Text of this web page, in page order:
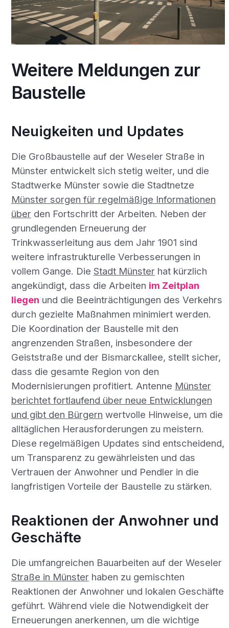
Weitere Meldungen zur
Baustelle
Neuigkeiten und Updates
Die Großbaustelle auf der Weseler Straße in
Münster entwickelt sich stetig weiter, und die
Stadtwerke Münster sowie die Stadtnetze
Münster sorgen für regelmäßige Informationen
überden Fortschritt der Arbeiten. Neben der
grundlegenden Erneuerung der
Trinkwasserleitung aus dem Jahr 1901 sind
weitere infrastrukturelle Verbesserungen in
vollem Gange. Die Stadt Münsterhat kürzlich
angekündigt, dass die Arbeiten im Zeitplan
liegen und die Beeinträchtigungen des Verkehrs
durch gezielte Maßnahmen minimiert werden.
Die Koordination der Baustelle mit den
angrenzenden Straßen, insbesondere der
Geiststraße und der Bismarckallee, stellt sicher,
dass die gesamte Region von den
Modernisierungen profitiert. Antenne Münster
berichtet fortlaufend über neue Entwicklungen
und gibt den Bürgern wertvolle Hinweise, um die
alltäglichen Herausforderungen zu meistern.
Diese regelmäßigen Updates sind entscheidend,
um Transparenz zu gewährleisten und das
Vertrauen der Anwohner und Pendler in die
langfristigen Vorteile der Baustelle zu stärken.
Reaktionen der Anwohner und
Geschäfte
Die umfangreichen Bauarbeiten auf der Weseler
Straße in Münsterhaben zu gemischten
Reaktionen der Anwohner und lokalen Geschäfte
geführt. Während viele die Notwendigkeit der
Erneuerungen anerkennen, um die wichtige